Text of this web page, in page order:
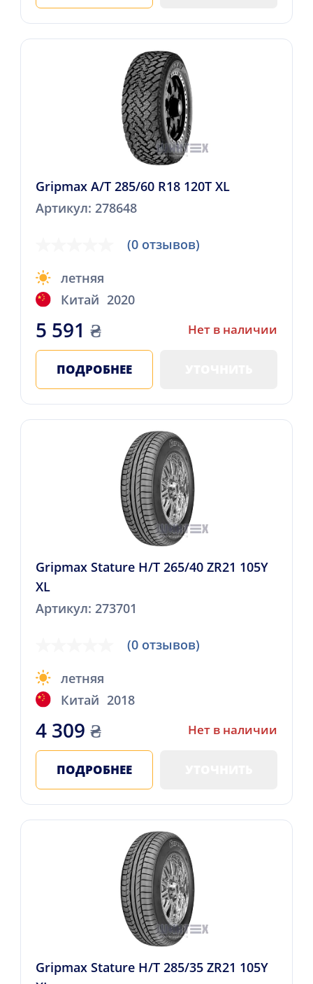
Gripmax A/T 285/60 R18 120T XL
Артикул: 278648
(0 отзывов)
летняя
Китай 2020
5 591 ₴ Нет в наличии
ПОДРОБНЕЕ
Gripmax Stature H/T 265/40 ZR21 105Y
XL
Артикул: 273701
(0 отзывов)
летняя
Китай 2018
4 309 ₴ Нет в наличии
ПОДРОБНЕЕ
Gripmax Stature H/T 285/35 ZR21 105Y